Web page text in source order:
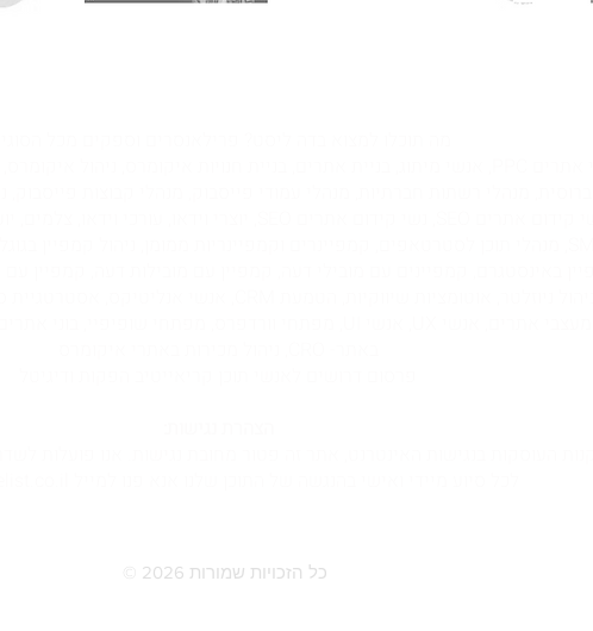
© 2026 כל הזכויות שמורות